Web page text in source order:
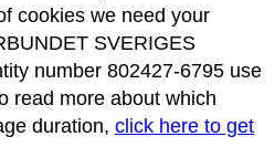
cookies we need your
SVERIGES
number 802427-6795 use
read more about which
duration, click here to get